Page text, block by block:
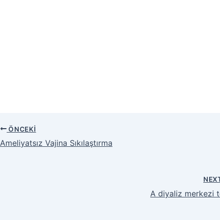
ÖNCEKI
Ameliyatsız Vajina Sıkılaştırma
A diyaliz merkezi